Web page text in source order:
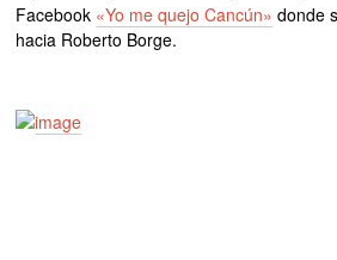
Facebook «Yo me quejo Cancún» donde
hacia Roberto Borge.